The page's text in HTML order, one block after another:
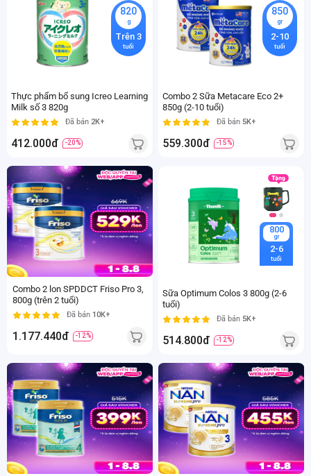
820
g
Trên 3
tuổi
Thực phẩm bổ sung Icreo Learning
Milk số 3 820g
Đã bán 2K+
412.000đ -20%
850
gr
2-10
tuổi
Combo 2 Sữa Metacare Eco 2+
850g (2-10 tuổi)
Đã bán 5K+
559.300đ -15%
800
gr
Trên 2
Combo 2 lon SPDDCT Friso Pro 3,
800g (trên 2 tuổi)
Đã bán 10K+
1.177.440đ -12%
800
gr
2-6
tuổi
Sữa Optimum Colos 3 800g (2-6
tuổi)
Đã bán 5K+
514.800đ -12%
850
gr
2-6
800
gr
2-6
tuổi